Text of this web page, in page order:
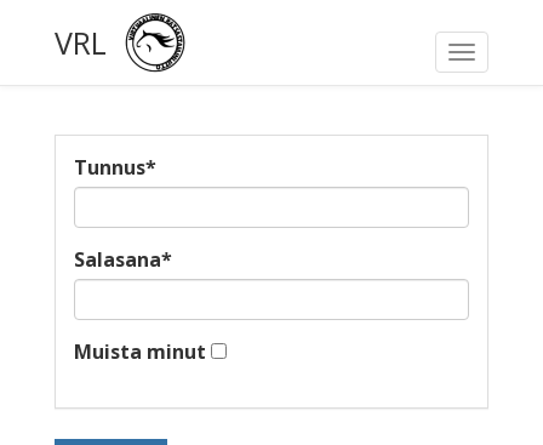
Toggle
VRL
Tunnus*
Salasana*
Muista minut